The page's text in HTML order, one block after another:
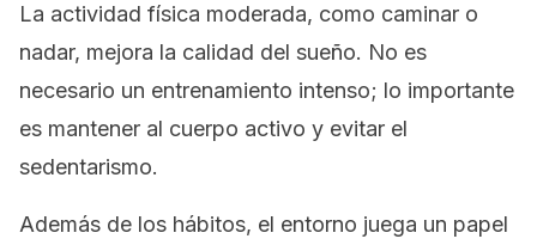
La actividad física moderada, como caminar o
nadar, mejora la calidad del sueño. No es
necesario un entrenamiento intenso; lo importante
es mantener al cuerpo activo y evitar el
sedentarismo.
Además de los hábitos, el entorno juega un papel